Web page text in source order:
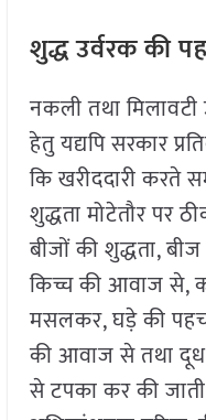
शुद्ध उर्वरक की
नकली तथा
हेतु यद्यपि सरकार
कि खरीददारी करते
शुद्धता मोटेतौर पर
बीजों की शुद्धता,
किच्च की आवाज से,
मसलकर, घड़े की
की आवाज से तथा
से टपका कर की